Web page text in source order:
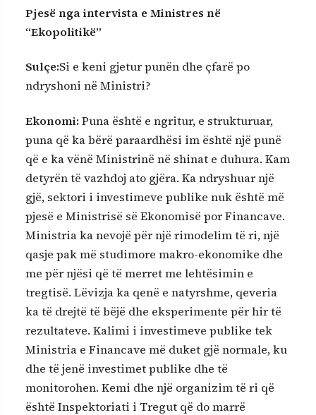
Pjesë nga intervista e Ministres në
“Ekopolitikë”
Sulçe:Si e keni gjetur punën dhe çfarë po
ndryshoni në Ministri?
Ekonomi: Puna është e ngritur, e strukturuar,
puna që ka bërë paraardhësi im është një punë
që e ka vënë Ministrinë në shinat e duhura. Kam
detyrën të vazhdoj ato gjëra. Ka ndryshuar një
gjë, sektori i investimeve publike nuk është më
pjesë e Ministrisë së Ekonomisë por Financave.
Ministria ka nevojë për një rimodelim të ri, një
qasje pak më studimore makro-ekonomike dhe
me për njësi që të merret me lehtësimin e
tregtisë. Lëvizja ka qenë e natyrshme, qeveria
ka të drejtë të bëjë dhe eksperimente për hir të
rezultateve. Kalimi i investimeve publike tek
Ministria e Financave më duket gjë normale, ku
dhe të jenë investimet publike dhe të
monitorohen. Kemi dhe një organizim të ri që
është Inspektoriati i Tregut që do marrë